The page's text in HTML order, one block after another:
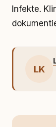
Infekte.
LK